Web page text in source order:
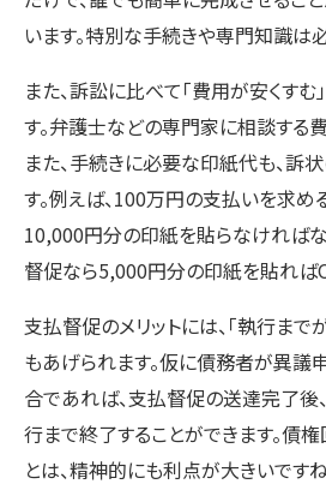
います。特別な手続きや専門知識は
また、訴訟に比べて「費用が安くすむ
す。弁護士などの専門家に相談する
また、手続きに必要な印紙代も、訴
す。例えば、100万円の支払いを求
10,000円分の印紙を貼らなければな
督促なら5,000円分の印紙を貼れば
支払督促のメリットには、「執行まで
もあげられます。仮に債務者が異議
合であれば、支払督促の送達完了後
行まで終了することができます。債
とは、精神的にも利点が大きいですね